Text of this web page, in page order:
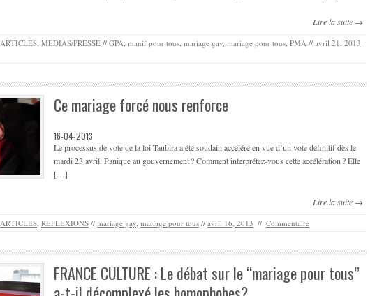
Lire la suite →
ARTICLES MEDIAS/PRESSE // GPA manif pour tous mariage gay mariage pour tous PMA // avril 21, 2013
Ce mariage forcé nous renforce
16-04-2013
Le processus de vote de la loi Taubira a été soudain accéléré en vue d’un vote définitif dès le
mardi 23 avril. Panique au gouvernement ? Comment interprétez-vous cette accélération ? Elle
[…]
Lire la suite →
ARTICLES REFLEXIONS // mariage gay mariage pour tous // avril 16, 2013 // Commentaire
FRANCE CULTURE : Le débat sur le “mariage pour tous”